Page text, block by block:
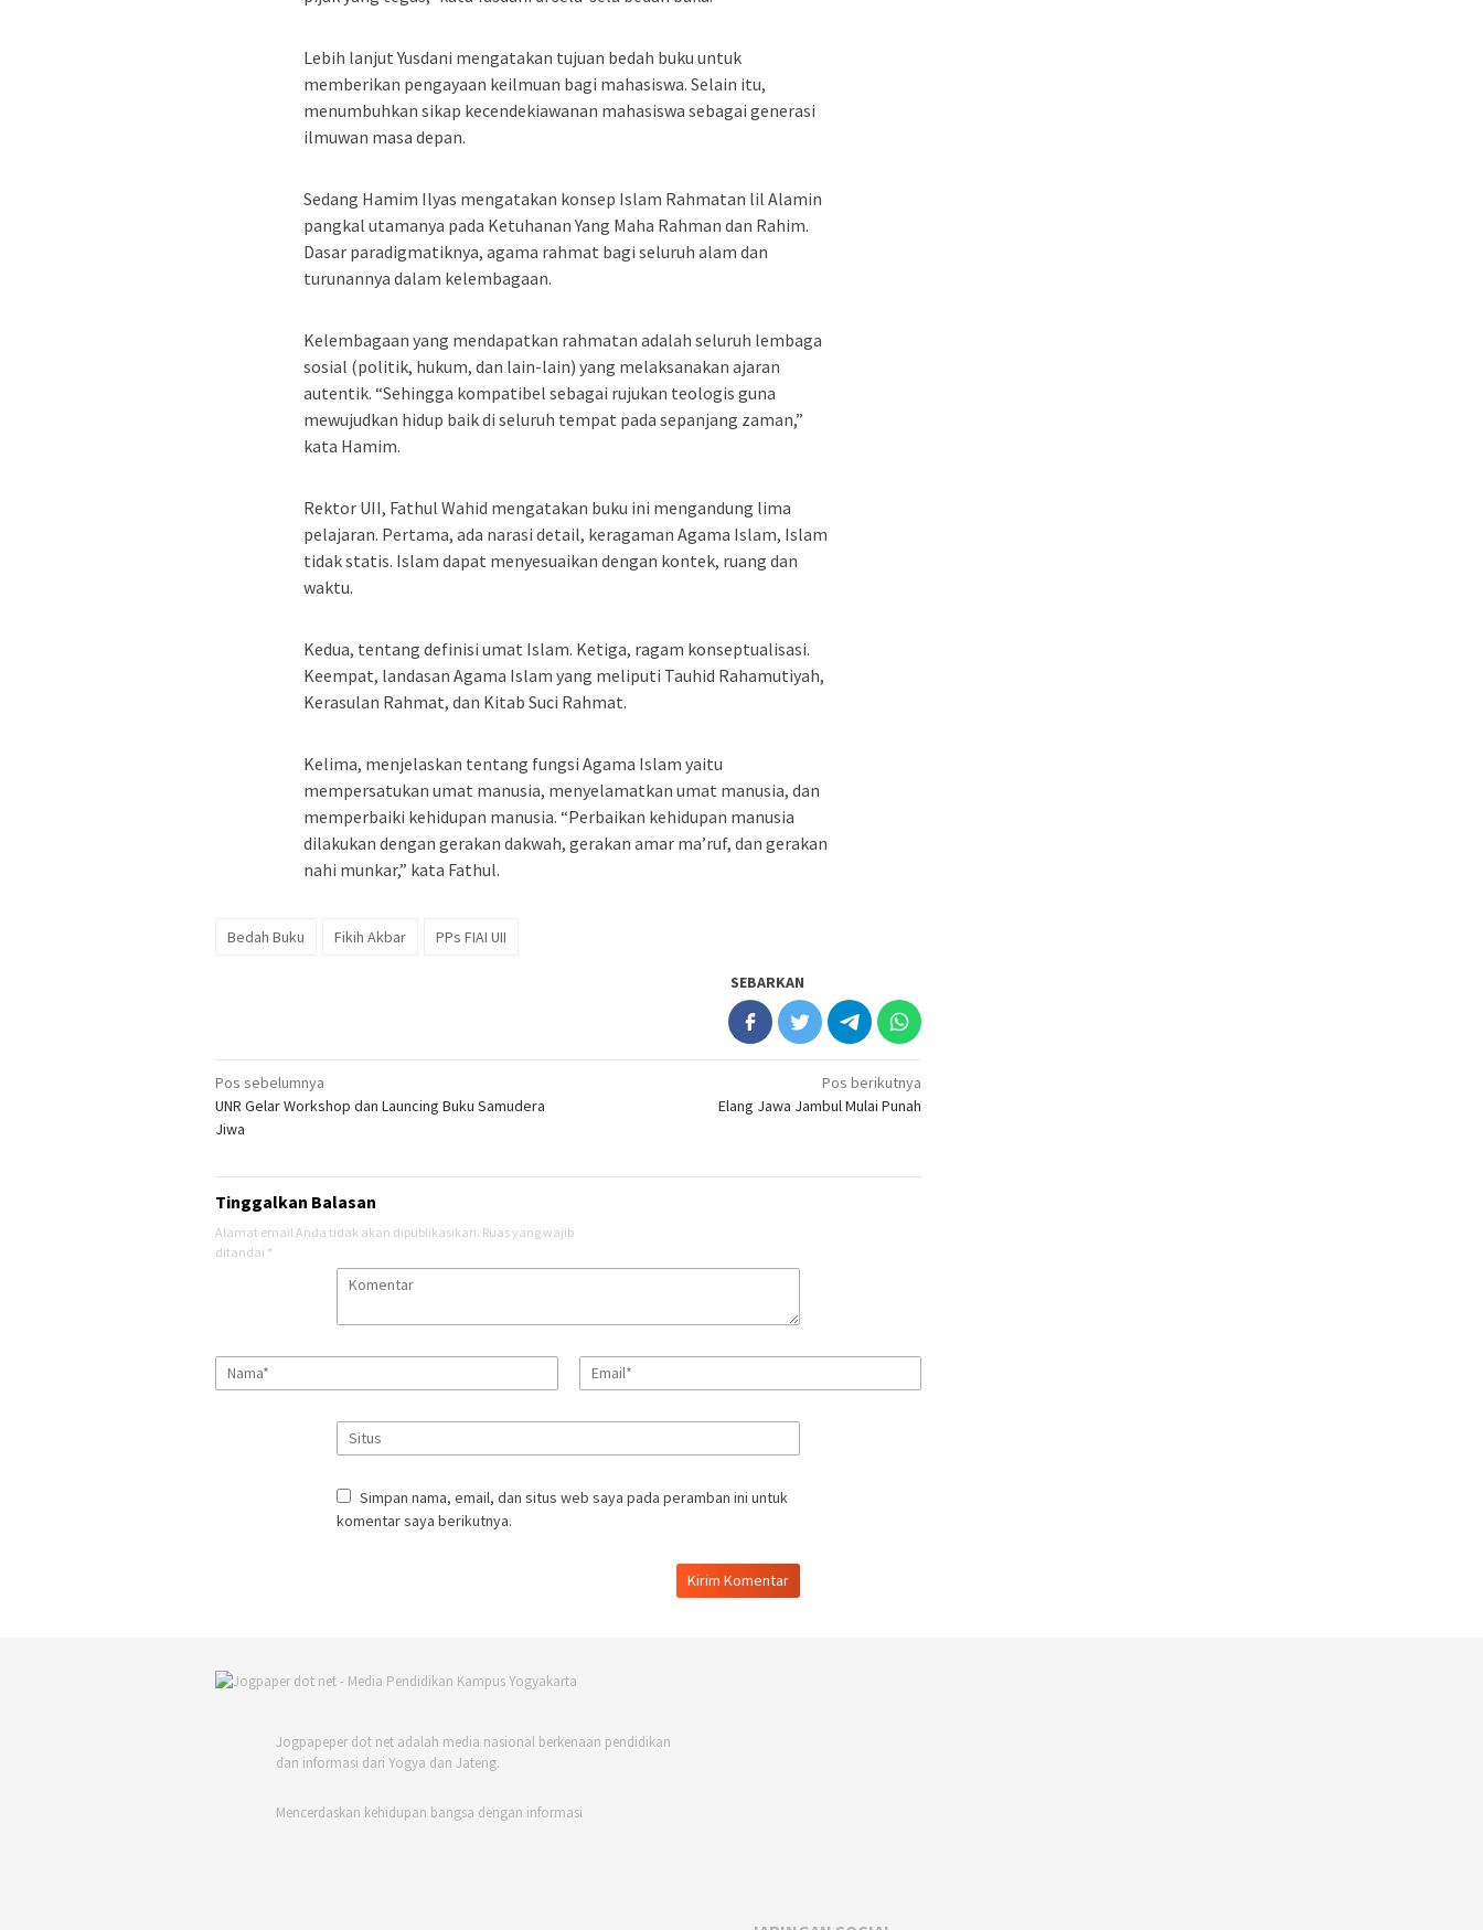
Lebih lanjut Yusdani mengatakan tujuan bedah buku untuk
memberikan pengayaan keilmuan bagi mahasiswa. Selain itu,
menumbuhkan sikap kecendekiawanan mahasiswa sebagai generasi
ilmuwan masa depan.
Sedang Hamim Ilyas mengatakan konsep Islam Rahmatan lil Alamin
pangkal utamanya pada Ketuhanan Yang Maha Rahman dan Rahim.
Dasar paradigmatiknya, agama rahmat bagi seluruh alam dan
turunannya dalam kelembagaan.
Kelembagaan yang mendapatkan rahmatan adalah seluruh lembaga
sosial (politik, hukum, dan lain-lain) yang melaksanakan ajaran
autentik. “Sehingga kompatibel sebagai rujukan teologis guna
mewujudkan hidup baik di seluruh tempat pada sepanjang zaman,”
kata Hamim.
Rektor UII, Fathul Wahid mengatakan buku ini mengandung lima
pelajaran. Pertama, ada narasi detail, keragaman Agama Islam, Islam
tidak statis. Islam dapat menyesuaikan dengan kontek, ruang dan
waktu.
Kedua, tentang definisi umat Islam. Ketiga, ragam konseptualisasi.
Keempat, landasan Agama Islam yang meliputi Tauhid Rahamutiyah,
Kerasulan Rahmat, dan Kitab Suci Rahmat.
Kelima, menjelaskan tentang fungsi Agama Islam yaitu
mempersatukan umat manusia, menyelamatkan umat manusia, dan
memperbaiki kehidupan manusia. “Perbaikan kehidupan manusia
dilakukan dengan gerakan dakwah, gerakan amar ma’ruf, dan gerakan
nahi munkar,” kata Fathul.
Bedah Buku Fikih Akbar PPs FIAI UII
SEBARKAN
Navigasi
pos
Pos sebelumnya
UNR Gelar Workshop dan Launcing Buku Samudera
Jiwa
Pos berikutnya
Elang Jawa Jambul Mulai Punah
Tinggalkan Balasan
Alamat email Anda tidak akan dipublikasikan. Ruas yang wajib
ditandai *
Simpan nama, email, dan situs web saya pada peramban ini untuk
komentar saya berikutnya.
Jogpapeper dot net adalah media nasional berkenaan pendidikan
dan informasi dari Yogya dan Jateng.
Mencerdaskan kehidupan bangsa dengan informasi